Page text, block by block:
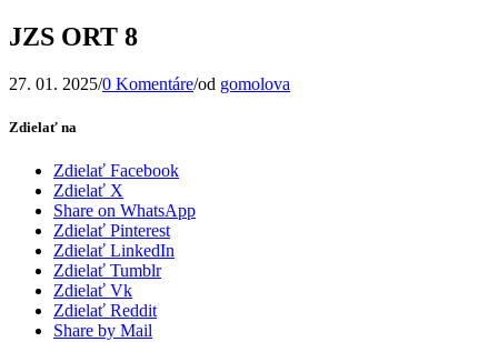
JZS ORT 8
27. 01. 2025/0 Komentáre/od gomolova
Zdielať na
Zdielať Facebook
Zdielať X
Share on WhatsApp
Zdielať Pinterest
Zdielať LinkedIn
Zdielať Tumblr
Zdielať Vk
Zdielať Reddit
Share by Mail